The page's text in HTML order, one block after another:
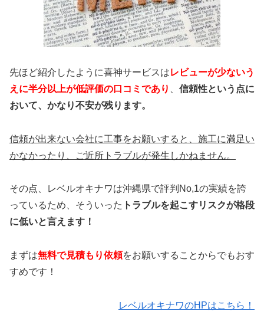
先ほど紹介したように喜神サービスはレビューが少ないう
えに半分以上が低評価の口コミであり
信頼性という点に
おいて、かなり不安が残ります。
信頼が出来ない会社に工事をお願いすると、施工に満足い
かなかったり、ご近所トラブルが発生しかねません。
その点、レベルオキナワは沖縄県で評判No,1の実績を誇
っているため、そういった トラブルを起こすリスクが格段
に低いと言えます！
まずは無料で見積もり依頼をお願いすることからでもおす
すめです！
レベルオキナワのHPはこちら！